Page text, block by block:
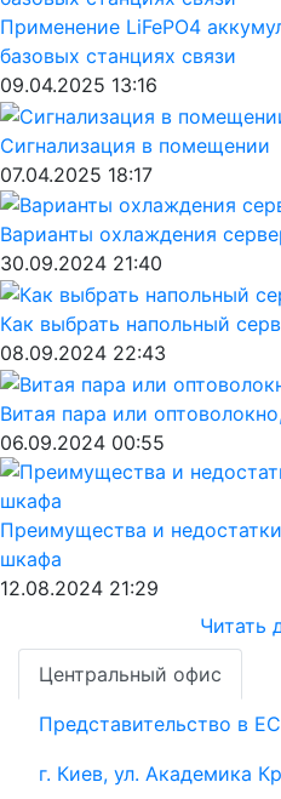
Применение LiFePO4
базовых станциях связи
09.04.2025 13:16
Сигнализация в помещении
07.04.2025 18:17
Варианты охлаждения
30.09.2024 21:40
Как выбрать напольный
08.09.2024 22:43
Витая пара или
06.09.2024 00:55
Преимущества и
шкафа
12.08.2024 21:29
Читать
Центральный офис
Представительство в ЕС
г. Киев, ул. Академика